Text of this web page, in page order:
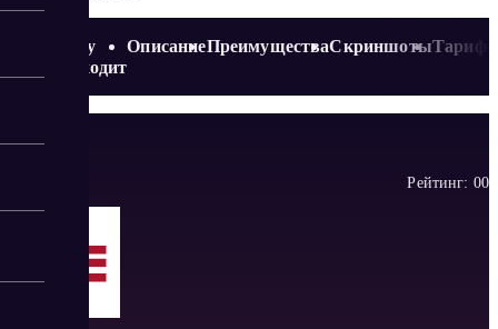
Кому
подходит
ОписаниеПреимуществаСкриншоты
Рейтинг: 00